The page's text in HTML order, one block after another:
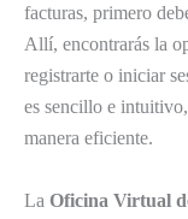
facturas, primero
Allí, encontrarás la
registrarte o iniciar
es sencillo e
manera eficiente.
La Oficina Virtual